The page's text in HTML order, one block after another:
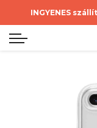
INGYENES